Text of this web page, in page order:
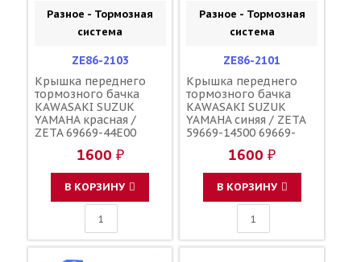
Разное - Тормозная
система
ZE86-2103
Крышка переднего
тормозного бачка
KAWASAKI SUZUK
YAMAHA красная /
ZETA 69669-44E00
27C00 43026-0020 5MV-
25852-00-00 5MV-
25852-01-00
1600 ₽
В КОРЗИНУ
Разное - Тормозная
система
ZE86-2101
Крышка переднего
тормозного бачка
KAWASAKI SUZUK
YAMAHA синяя / ZETA
59669-14500 69669-
59669-27C00 43026-
0020 5MV-25852-00-00
5MV-25852-01-00
1600 ₽
В КОРЗИНУ